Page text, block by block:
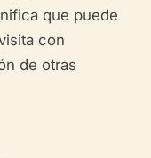
que puede
con
de otras